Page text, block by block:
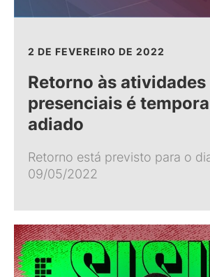
2 DE FEVEREIRO DE 2022
Retorno às atividades
presenciais é
adiado
Retorno está previsto para o
09/05/2022